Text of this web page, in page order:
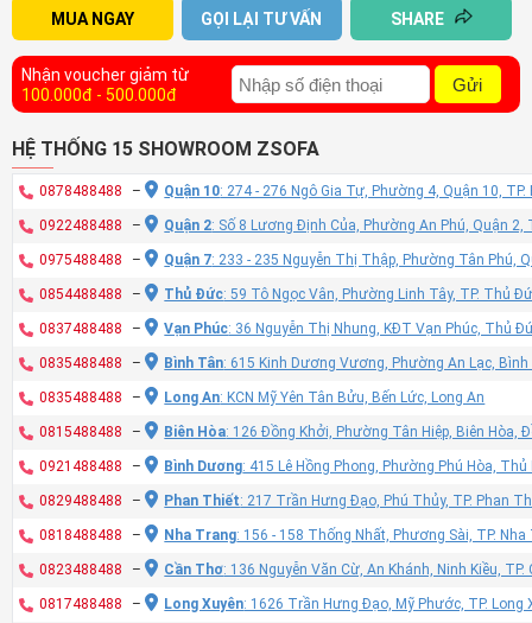
MUA NGAY GỌI LẠI TƯ VẤN SHARE
Nhận voucher giảm từ
100.000đ - 500.000đ
Gửi
HỆ THỐNG 15 SHOWROOM ZSOFA
0878488488 – Quận 10: 274 - 276 Ngô Gia Tự, Phường 4, Quận 10, TP.
0922488488 – Quận 2: Số 8 Lương Định Của, Phường An Phú, Quận 2,
0975488488 – Quận 7: 233 - 235 Nguyễn Thị Thập, Phường Tân Phú,
0854488488 – Thủ Đức: 59 Tô Ngọc Vân, Phường Linh Tây, TP. Thủ
0837488488 – Vạn Phúc: 36 Nguyễn Thị Nhung, KĐT Vạn Phúc, Thủ
0835488488 – Bình Tân: 615 Kinh Dương Vương, Phường An Lạc, Bình
0835488488 – Long An: KCN Mỹ Yên Tân Bửu, Bến Lức, Long An
0815488488 – Biên Hòa: 126 Đồng Khởi, Phường Tân Hiệp, Biên Hòa,
0921488488 – Bình Dương: 415 Lê Hồng Phong, Phường Phú Hòa,
0829488488 – Phan Thiết: 217 Trần Hưng Đạo, Phú Thủy, TP. Phan
0818488488 – Nha Trang: 156 - 158 Thống Nhất, Phương Sài, TP.
0823488488 – Cần Thơ: 136 Nguyễn Văn Cừ, An Khánh, Ninh Kiều,
0817488488 – Long Xuyên: 1626 Trần Hưng Đạo, Mỹ Phước, TP. Long